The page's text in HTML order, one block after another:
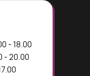
- 18.00
- 20.00